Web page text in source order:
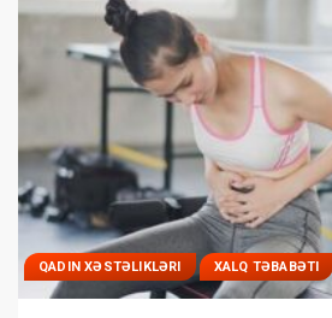
QADIN XƏSTƏLIKLƏRI XALQ TƏBABƏTI